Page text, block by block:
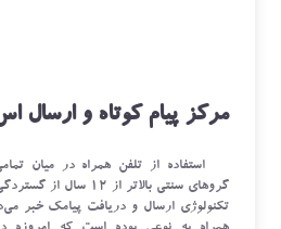
مرکز پیام کوتاه و ارسال
استفاده از تلفن همراه در میان
گرو‌های سنتی بالاتر از
تکنولوژی ارسال و دریافت پیامک خبر